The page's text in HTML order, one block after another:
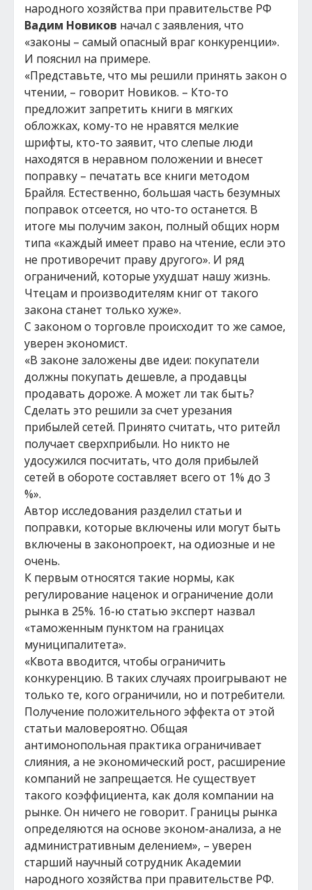
народного хозяйства при правительстве РФ
Вадим Новиков начал с заявления, что
«законы – самый опасный враг конкуренции».
И пояснил на примере.
«Представьте, что мы решили принять закон о
чтении, – говорит Новиков. – Кто-то
предложит запретить книги в мягких
обложках, кому-то не нравятся мелкие
шрифты, кто-то заявит, что слепые люди
находятся в неравном положении и внесет
поправку – печатать все книги методом
Брайля. Естественно, большая часть безумных
поправок отсеется, но что-то останется. В
итоге мы получим закон, полный общих норм
типа «каждый имеет право на чтение, если это
не противоречит праву другого». И ряд
ограничений, которые ухудшат нашу жизнь.
Чтецам и производителям книг от такого
закона станет только хуже».
С законом о торговле происходит то же самое,
уверен экономист.
«В законе заложены две идеи: покупатели
должны покупать дешевле, а продавцы
продавать дороже. А может ли так быть?
Сделать это решили за счет урезания
прибылей сетей. Принято считать, что ритейл
получает сверхприбыли. Но никто не
удосужился посчитать, что доля прибылей
сетей в обороте составляет всего от 1% до 3
%».
Автор исследования разделил статьи и
поправки, которые включены или могут быть
включены в законопроект, на одиозные и не
очень.
К первым относятся такие нормы, как
регулирование наценок и ограничение доли
рынка в 25%. 16-ю статью эксперт назвал
«таможенным пунктом на границах
муниципалитета».
«Квота вводится, чтобы ограничить
конкуренцию. В таких случаях проигрывают не
только те, кого ограничили, но и потребители.
Получение положительного эффекта от этой
статьи маловероятно. Общая
антимонопольная практика ограничивает
слияния, а не экономический рост, расширение
компаний не запрещается. Не существует
такого коэффициента, как доля компании на
рынке. Он ничего не говорит. Границы рынка
определяются на основе эконом-анализа, а не
административным делением», – уверен
старший научный сотрудник Академии
народного хозяйства при правительстве РФ.